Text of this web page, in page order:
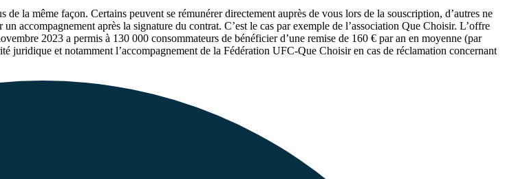
de la même façon. Certains peuvent se rémunérer directement auprès de vous lors de la souscription, d’autres ne
accompagnement après la signature du contrat. C’est le cas par exemple de l’association Que Choisir. L’offre
2023 a permis à 130 000 consommateurs de bénéficier d’une remise de 160 € par an en moyenne (par
juridique et notamment l’accompagnement de la Fédération UFC-Que Choisir en cas de réclamation concernant